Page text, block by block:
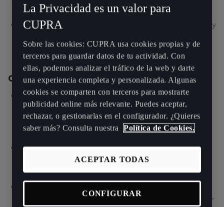
entornos urbanos.
Contribución directa a los objetivos de sostenibilidad y
Componentes clave de un coche eléctrico
Batería de ion de litio: Almacena la energía eléctrica.
Las baterías están integradas en el suelo del vehículo
para optimizar el reparto de peso y mejorar la
Motor eléctrico: La mayoría de los coches eléctricos
utilizan motores de corriente continua sin escobillas
(BLDC) por su eficiencia y bajo mantenimiento.
entre la batería y el motor, controlando velocidad, par
La Privacidad es un valor para
CUPRA
Sobre las cookies: CUPRA usa cookies propias y de
terceros para guardar datos de tu actividad. Con
ellas, podemos analizar el tráfico de la web y darte
una experiencia completa y personalizada. Algunas
cookies se comparten con terceros para mostrarte
publicidad online más relevante. Puedes aceptar,
rechazar, o gestionarlas en el configurador. ¿Quieres
saber más? Consulta nuestra
Política de Cookies.
ACEPTAR TODAS
CONFIGURAR